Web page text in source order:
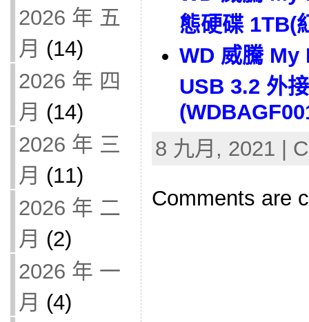
2026 年 五
月 (14)
2026 年 四
月 (14)
2026 年 三
月 (11)
2026 年 二
月 (2)
2026 年 一
月 (4)
態硬碟 1TB(
WD 威騰
USB 3.2 外
8 九月, 2021 |
Comments are